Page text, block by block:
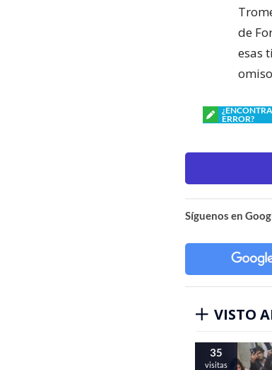
de
esas
ERROR?
Síguenos en
VISTO
35
visitas